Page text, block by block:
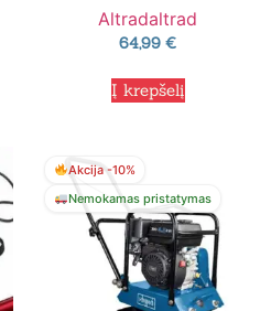
Altradaltrad
64,99 €
Į krepšelį
Akcija -10%
Nemokamas pristatymas